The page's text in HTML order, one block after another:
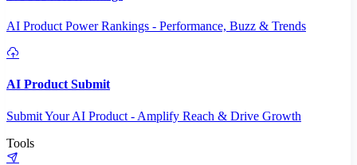
AI Product Power Rankings - Performance, Buzz & Trends
AI Product Submit
Submit Your AI Product - Amplify Reach & Drive Growth
Tools